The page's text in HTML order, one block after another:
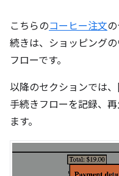
こちらのコーヒー注文
続きは、ショッピング
フローです。
以降のセクションでは
手続きフローを記録、
ます。